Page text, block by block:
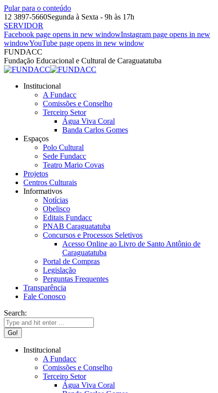
Pular para o conteúdo
12 3897-5660Segunda à Sexta - 9h às 17h
SERVIDOR
Facebook page opens in new windowInstagram page opens in new
windowYouTube page opens in new window
FUNDACC
Fundação Educacional e Cultural de Caraguatatuba
Institucional
A Fundacc
Comissões e Conselho
Terceiro Setor
Água Viva Coral
Banda Carlos Gomes
Espaços
Polo Cultural
Sede Fundacc
Teatro Mario Covas
Projetos
Centros Culturais
Informativos
Notícias
Obelisco
Editais Fundacc
PNAB Caraguatatuba
Concursos e Processos Seletivos
Acesso Online ao Livro de Santo Antônio de
Caraguatatuba
Portal de Compras
Legislação
Perguntas Frequentes
Transparência
Fale Conosco
Search:
Institucional
A Fundacc
Comissões e Conselho
Terceiro Setor
Água Viva Coral